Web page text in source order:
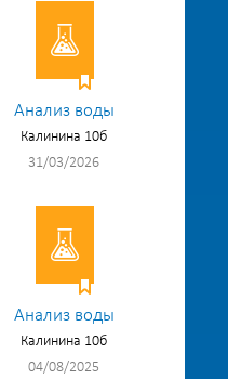
Анализ воды
Калинина 10б
31/03/2026
Анализ воды
Калинина 10б
04/08/2025